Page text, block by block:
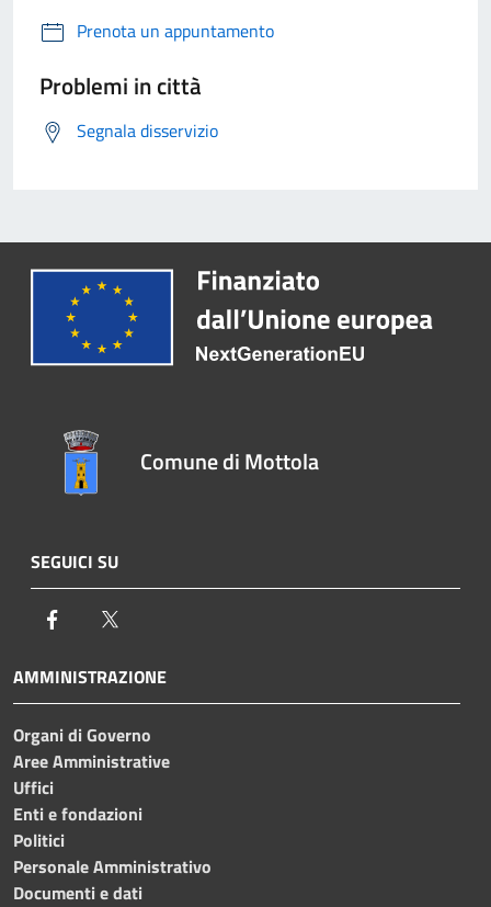
Prenota un appuntamento
Problemi in città
Segnala disservizio
Comune di Mottola
SEGUICI SU
Facebook
AMMINISTRAZIONE
Organi di Governo
Aree Amministrative
Uffici
Enti e fondazioni
Politici
Personale Amministrativo
Documenti e dati